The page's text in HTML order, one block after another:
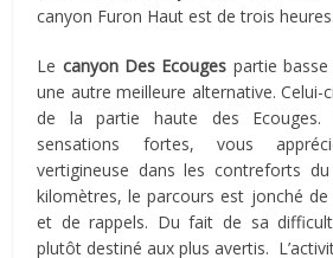
canyon Furon Haut est de trois heures.
Le canyon Des Ecouges partie
une autre meilleure alternative.
de la partie haute des
sensations fortes, vous
vertigineuse dans les contreforts
kilomètres, le parcours est jonché
et de rappels. Du fait de sa
plutôt destiné aux plus avertis.